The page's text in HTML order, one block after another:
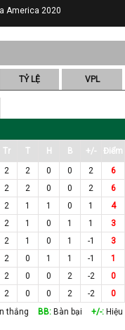
America 2020
TỶ LỆ VPL
Tr T H B +/-
Điểm
2 2 0 0 2
6
2 2 0 0 2
6
2 1 1 0 1
4
2 1 0 1 1
3
2 1 0 1 -1
3
2 0 1 1 -1
1
2 0 0 2 -2
0
2 0 0 2 -2
0
thắng BB: Bàn bại +/-: Hiệu